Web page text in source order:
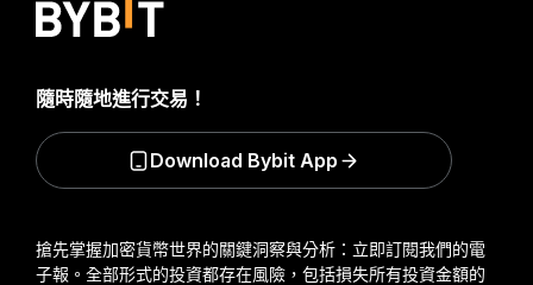
搶先掌握加密貨幣世界的關鍵洞察與分析：立即訂閱我們的電
子報。 全部形式的投資都存在風險，包括損失所有投資金額的
隨時隨地進行交易！
Download Bybit App